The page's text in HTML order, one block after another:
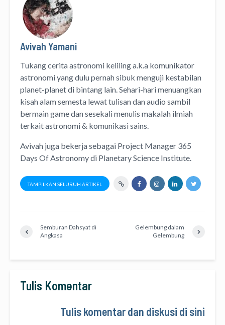
Avivah Yamani
Tukang cerita astronomi kelilinga.k.a komunikator
astronomiyang dulu pernah sibuk menguji kestabilan
planet-planet di bintang lain. Sehari-hari menuangkan
kisah alam semesta lewattulisandanaudio sambil
bermain game dan sesekali menulis makalah ilmiah
terkait astronomi & komunikasi sains.
Avivah juga bekerja sebagai Project Manager 365
Days Of Astronomydi Planetary Science Institute.
TAMPILKAN SELURUH ARTIKEL
Semburan Dahsyat di
Angkasa
Gelembung dalam
Gelembung
Tulis Komentar
Tulis komentar dan diskusi di sini